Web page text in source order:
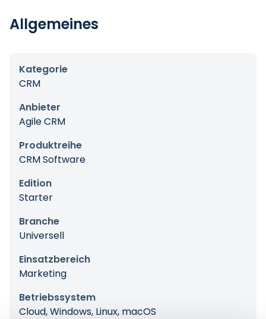
Allgemeines
Kategorie
CRM
Anbieter
Agile CRM
Produktreihe
CRM Software
Edition
Starter
Branche
Universell
Einsatzbereich
Marketing
Betriebssystem
Cloud, Windows, Linux, macOS